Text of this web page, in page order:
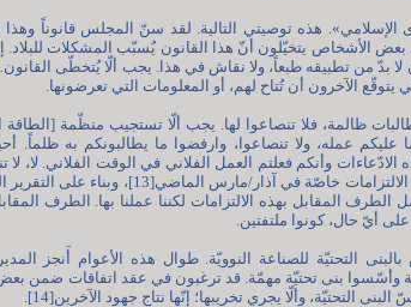
هذه توصيتي التالية. لقد سنّ المجلس قانوناً
بعض الأشخاص يتخيّلون أنّ هذا القانون يُسبّب المشكلات
لا بدّ من تطبيقه طبعاً، ولا نقاش في هذا. يجب ألّا يُتخطّى
يتوقّع الآخرون أن تُتاح لهم، أو المعلومات التي تعرضونها.
ظالمة، فلا تنصاعوا لها. يجب ألّا تستجيب منظّمة [الطاقة
عليكم عمله، ولا تنصاعوا، وارفضوا ما يطالبونكم به ظلماً.
الادّعاءات وأنكم فعلتم العمل الفلاني في الوقت الفلاني. لا، لا
المغايرة للواقع. حسناً، جرى تقديم بعض الالتزامات خاصّة في
الطرف المقابل بهذه الالتزامات لكننا عملنا بها. الطرف
أيّ حال، كونوا ملتفتين.
التحتيّة للصناعة النوويّة. طوال هذه الأعوام أَنجز
وأسّسوا بنى تحتيّة مهمّة. قد ترغبون في عقد اتفاقات ضمن بعض
التحتيّة، وألّا يجري تخريبها؛ إنّها نتاج جهود الآخرين[14].